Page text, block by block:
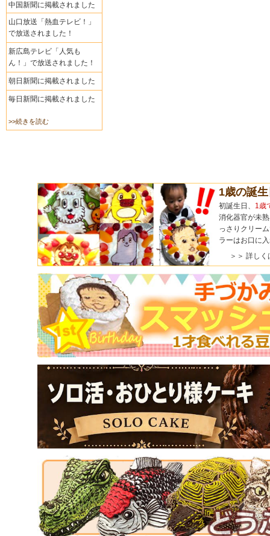
中国新聞に掲載されました
山口放送「熱血テレビ！」
で放送されました！
新広島テレビ「人気も
ん！」で放送されました！
朝日新聞に掲載されました
毎日新聞に掲載されました
>>続きを読む
1歳の誕
初誕生日、 1歳
消化器官が未
っさりクリー
ラーはお口に
＞＞ 詳しく